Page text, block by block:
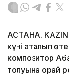
АСТАНА.
күні аталып
композитор
толуына орай